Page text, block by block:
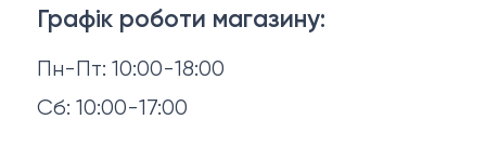
Графік роботи магазину:
Пн-Пт: 10:00-18:00
Сб: 10:00-17:00
Взуття
Головні убори
Відгуки